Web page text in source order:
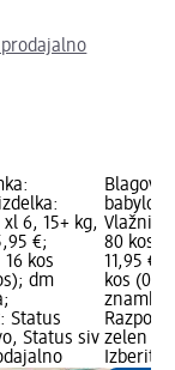
6, 15+ kg,
€;
kos
dm
Status
Status siv
Vlažni
80
11,95 €;
kos
znamka
zelen
Izberite